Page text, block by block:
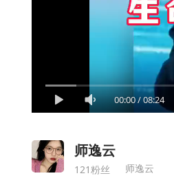
00:00/08:24
师逸云
121粉丝 师逸云